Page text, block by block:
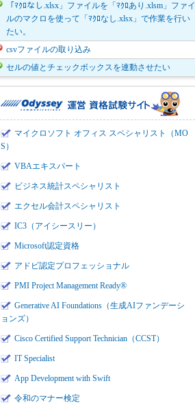
「ﾏｸﾛなし.xlsx」ファイルを「ﾏｸﾛあり.xlsm」ファイ
ルのマクロを使って「ﾏｸﾛなし.xlsx」で作業を行い
たい。
csvファイルの取り込み
セルの値とチェックボックスを連動させたい
マイクロソフト オフィス スペシャリスト（MO
S）
VBAエキスパート
ビジネス統計スペシャリスト
エクセル会計スペシャリスト
IC3（アイシースリー）
Microsoft認定資格
アドビ認定プロフェッショナル
PMI Project Management Ready®
Generative AI Foundations（生成AIファンデーシ
ョンズ）
Cisco Certified Support Technician（CCST）
IT Specialist
App Development with Swift
令和のマナー検定